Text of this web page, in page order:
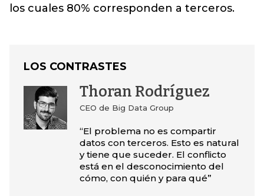
los cuales 80% corresponden a terceros.
LOS CONTRASTES
Thoran Rodríguez
CEO de Big Data Group
“El problema no es compartir
datos con terceros. Esto es natural
y tiene que suceder. El conflicto
está en el desconocimiento del
cómo, con quién y para qué”